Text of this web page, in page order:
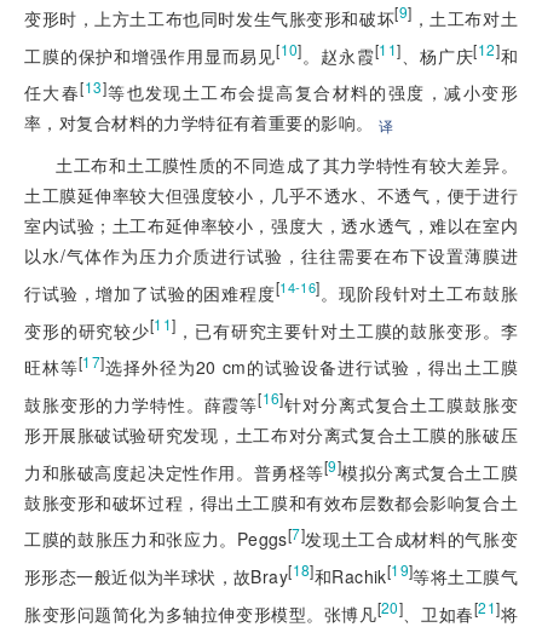
变形时，上方土工布也同时发生气胀变形和破坏[9] ，土工布对土
工膜的保护和增强作用显而易见[10]。赵永霞[11] 、杨广庆[12]和
任大春[13]等也发现土工布会提高复合材料的强度，减小变形
率，对复合材料的力学特征有着重要的影响。 译
土工布和土工膜性质的不同造成了其力学特性有较大差异。
土工膜延伸率较大但强度较小，几乎不透水、不透气，便于进行
室内试验；土工布延伸率较小，强度大，透水透气，难以在室内
以水/气体作为压力介质进行试验，往往需要在布下设置薄膜进
行试验，增加了试验的困难程度[14-16]。现阶段针对土工布鼓胀
变形的研究较少[11] ，已有研究主要针对土工膜的鼓胀变形。李
旺林等[17]选择外径为20 cm的试验设备进行试验，得出土工膜
鼓胀变形的力学特性。薛霞等[16]针对分离式复合土工膜鼓胀变
形开展胀破试验研究发现，土工布对分离式复合土工膜的胀破压
力和胀破高度起决定性作用。普勇柽等[9]模拟分离式复合土工膜
鼓胀变形和破坏过程，得出土工膜和有效布层数都会影响复合土
工膜的鼓胀压力和张应力。Peggs[7]发现土工合成材料的气胀变
形形态一般近似为半球状，故Bray[18]和Rachik[19]等将土工膜气
胀变形问题简化为多轴拉伸变形模型。张博凡[20] 、卫如春[21]将